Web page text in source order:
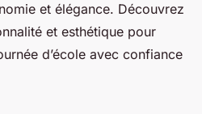
et élégance. Découvrez
et esthétique pour
d’école avec confiance